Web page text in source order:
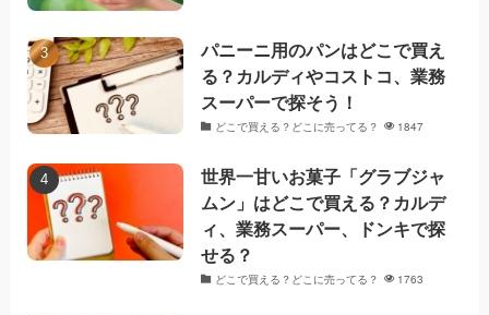
パニーニ用のパンはどこで買え
る？カルディやコストコ、業務
スーパーで探そう！
どこで買える？どこに売ってる？ 1847
世界一甘いお菓子「グラブジャ
ムン」はどこで買える？カルデ
ィ、業務スーパー、ドンキで探
せる？
どこで買える？どこに売ってる？ 1763